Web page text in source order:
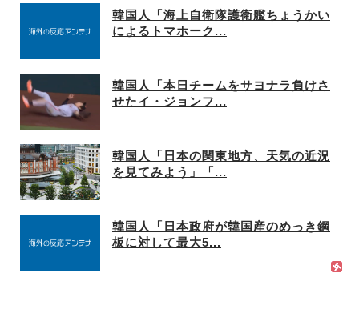
韓国人「海上自衛隊護衛艦ちょうかい
によるトマホーク...
韓国人「本日チームをサヨナラ負けさ
せたイ・ジョンフ...
韓国人「日本の関東地方、天気の近況
を見てみよう」「...
韓国人「日本政府が韓国産のめっき鋼
板に対して最大5...